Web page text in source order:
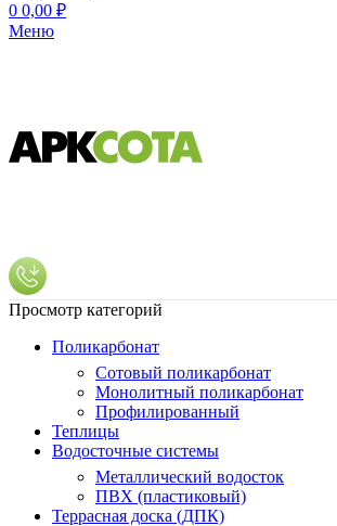
0 0,00 ₽
Меню
Просмотр категорий
Поликарбонат
Сотовый поликарбонат
Монолитный поликарбонат
Профилированный
Теплицы
Водосточные системы
Металлический водосток
ПВХ (пластиковый)
Террасная доска (ДПК)